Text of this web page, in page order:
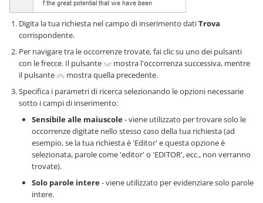
Digita la tua richiesta nel campo di inserimento datiTrova
corrispondente.
Per navigare tra le occorrenze trovate, fai clic su uno dei pulsanti
con le frecce. Il pulsante
mostra l'occorrenza successiva, mentre
il pulsante
mostra quella precedente.
Specifica i parametri di ricerca selezionando le opzioni necessarie
sotto i campi di inserimento:
Sensibile alle maiuscole- viene utilizzato per trovare solo le
occorrenze digitate nello stesso caso della tua richiesta (ad
esempio, se la tua richiesta è 'Editor' e questa opzione è
selezionata, parole come 'editor' o 'EDITOR', ecc., non verranno
trovate).
Solo parole intere- viene utilizzato per evidenziare solo parole
intere.